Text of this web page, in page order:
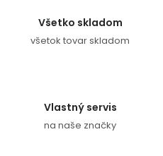
Všetko skladom
všetok tovar skladom
Vlastný servis
na naše značky